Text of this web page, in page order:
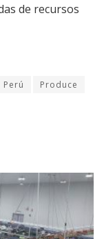
de recursos
Perú
Produce